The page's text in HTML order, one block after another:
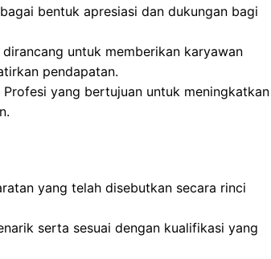
bentuk apresiasi dan dukungan bagi
untuk memberikan karyawan
pendapatan.
yang bertujuan untuk meningkatkan
yang telah disebutkan secara rinci
serta sesuai dengan kualifikasi yang